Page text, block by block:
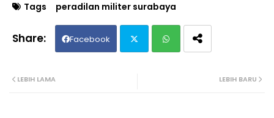
Tags peradilan militer surabaya
Facebook
LEBIH BARU
LEBIH LAMA